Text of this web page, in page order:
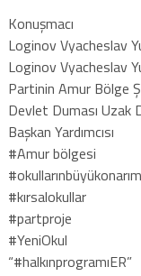
Konuşmacı
Loginov Vyacheslav
Loginov Vyacheslav
Partinin Amur Bölge
Devlet Duması Uzak
Başkan Yardımcısı
#Amur bölgesi
#kırsalokullar
#partproje
#YeniOkul
“#halkınprogramıER”